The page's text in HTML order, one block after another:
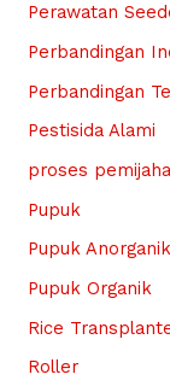
Perawatan
Perbandingan
Perbandingan
Pestisida Alami
proses
Pupuk
Pupuk Anorganik
Pupuk Organik
Rice
Roller